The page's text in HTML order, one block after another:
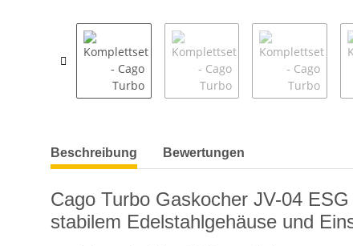
weitere Registerkarten anzeigen
Beschreibung Bewertungen
Cago Turbo Gaskocher JV-04
stabilem Edelstahlgehäuse und